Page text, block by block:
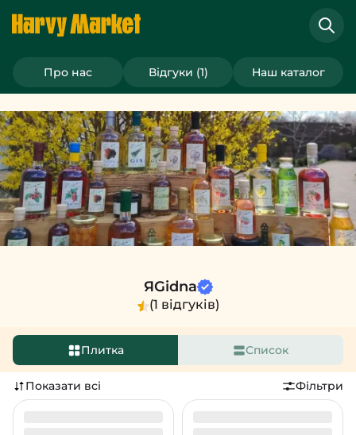
Варення "Abriko" 12% 200 мл, ЯGidna ЯGidna
Про нас Відгуки (1) Наш каталог
ЯGidna
(1 відгуків)
Плитка Список
Фільтри
Показати всі